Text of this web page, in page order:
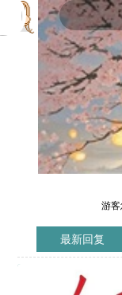
《
游
最新回复